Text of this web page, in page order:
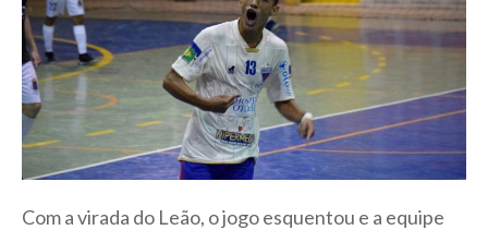
Com a virada do Leão, o jogo esquentou e a equipe